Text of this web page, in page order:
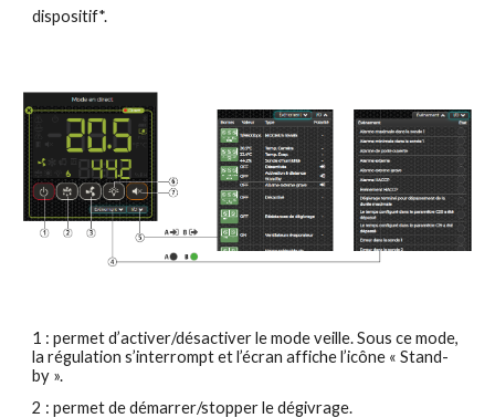
dispositif*.
1 : permet d’activer/désactiver le mode veille. Sous ce mode,
la régulation s’interrompt et l’écran affiche l’icône « Stand-
by ».
2 : permet de démarrer/stopper le dégivrage.